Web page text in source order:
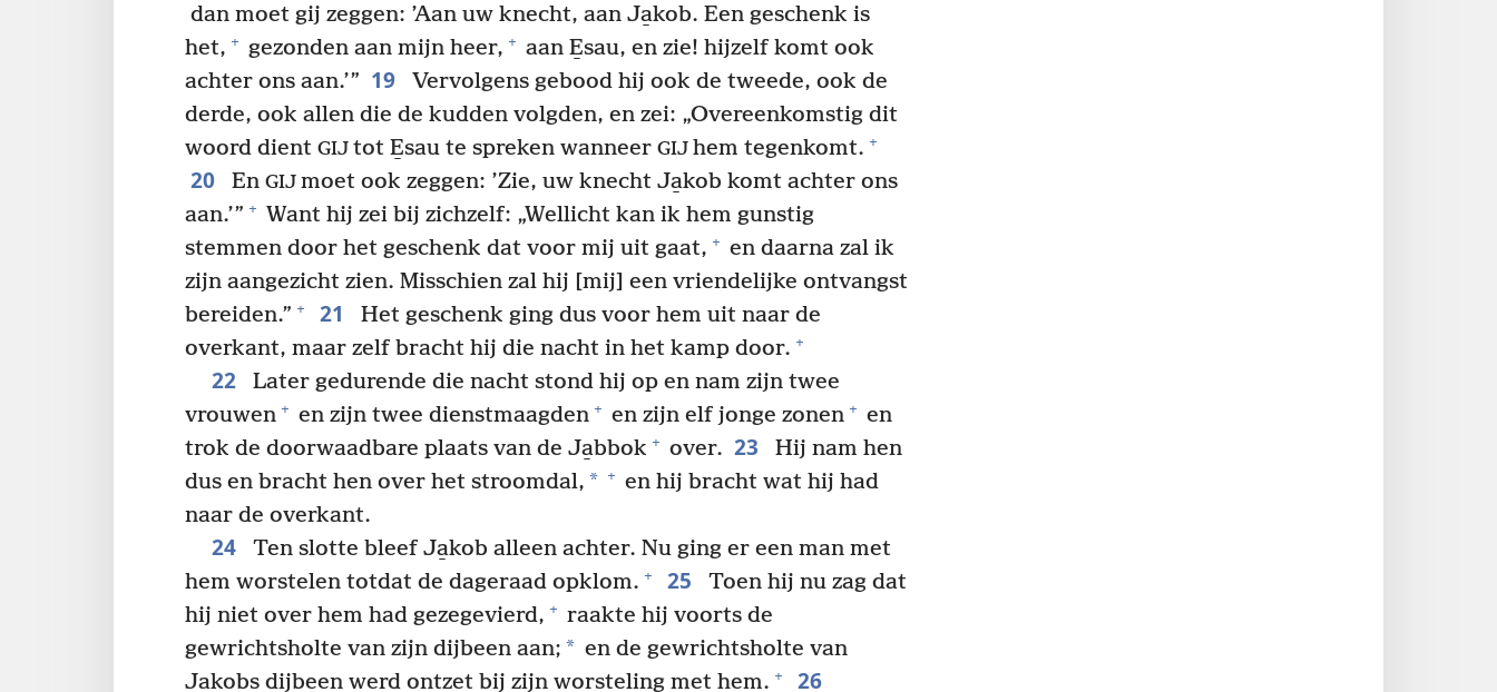
dan moet gij zeggen: ’Aan uw knecht, aan Ja̱kob. Een geschenk is
het, + gezonden aan mijn heer, + aan E̱sau, en zie! hijzelf komt ook
achter ons aan.’” 19
Vervolgens gebood hij ook de tweede, ook de
derde, ook allen die de kudden volgden, en zei: „Overeenkomstig dit
woord dient GIJ tot E̱sau te spreken wanneer GIJ hem tegenkomt. +
20 En GIJ moet ook zeggen: ’Zie, uw knecht Ja̱kob komt achter ons
aan.’” + Want hij zei bij zichzelf: „Wellicht kan ik hem gunstig
stemmen door het geschenk dat voor mij uit gaat, + en daarna zal ik
zijn aangezicht zien. Misschien zal hij [mij] een vriendelijke ontvangst
bereiden.” + 21
Het geschenk ging dus voor hem uit naar de
overkant, maar zelf bracht hij die nacht in het kamp door. +
22
Later gedurende die nacht stond hij op en nam zijn twee
vrouwen + en zijn twee dienstmaagden + en zijn elf jonge zonen + en
trok de doorwaadbare plaats van de Ja̱bbok + over. 23
Hij nam hen
dus en bracht hen over het stroomdal, * + en hij bracht wat hij had
naar de overkant.
24
Ten slotte bleef Ja̱kob alleen achter. Nu ging er een man met
hem worstelen totdat de dageraad opklom. + 25
Toen hij nu zag dat
hij niet over hem had gezegevierd, + raakte hij voorts de
gewrichtsholte van zijn dijbeen aan; * en de gewrichtsholte van
Ja̱kobs dijbeen werd ontzet bij zijn worsteling met hem. + 26